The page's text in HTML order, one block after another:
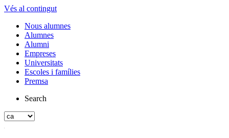
Vés al contingut
Nous alumnes
Alumnes
Alumni
Empreses
Universitats
Escoles i famílies
Premsa
Search